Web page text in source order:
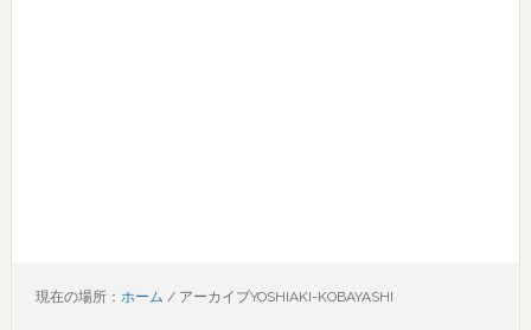
現在の場所： ホーム /アーカイブYOSHIAKI-KOBAYASHI